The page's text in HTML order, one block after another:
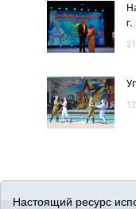
Настоящий ресурс